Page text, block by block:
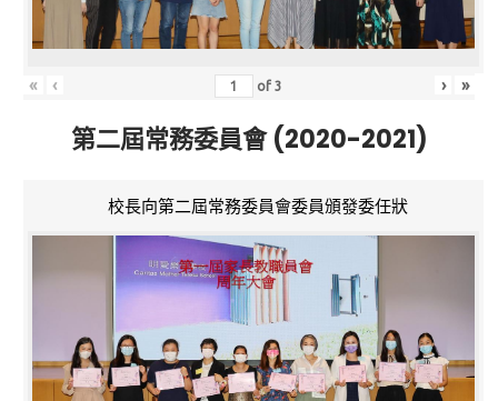
« ‹ of3 › »
第二屆常務委員會 (2020-2021)
校長向第二屆常務委員會委員頒發委任狀